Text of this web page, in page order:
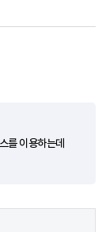
를 이용하는데